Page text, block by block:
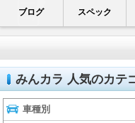
ブログ スペック
みんカラ 人気のカテ
車種別